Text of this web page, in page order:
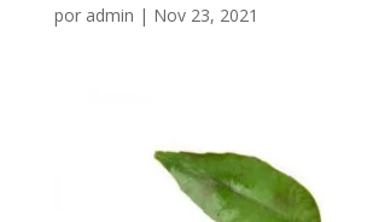
por admin | Nov 23, 2021